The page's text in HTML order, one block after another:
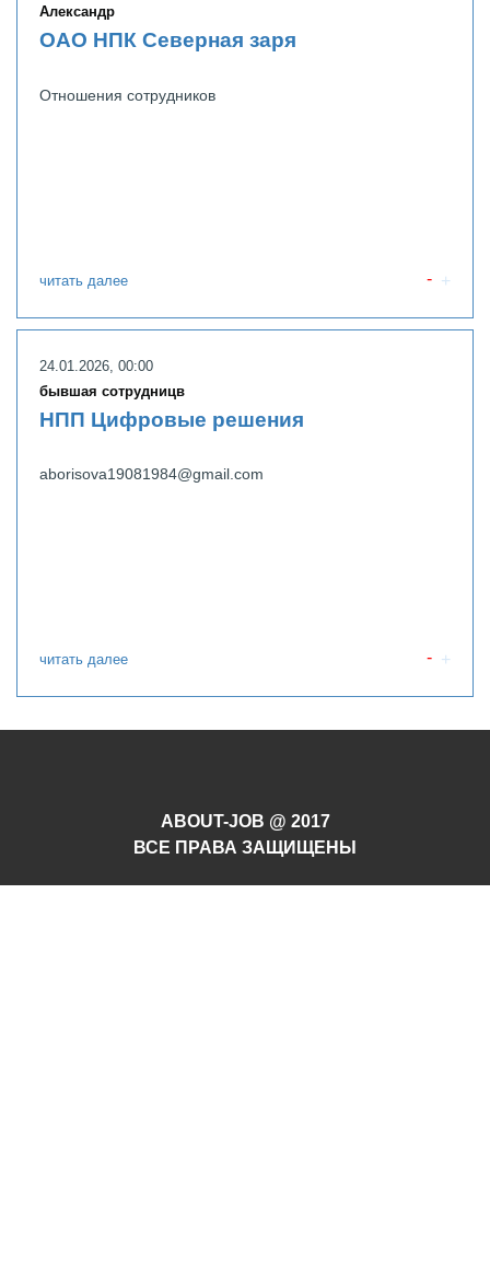
Александр
ОАО НПК Северная заря
Отношения сотрудников
читать далее
24.01.2026, 00:00
бывшая сотрудницв
НПП Цифровые решения
aborisova19081984@gmail.com
читать далее
ABOUT-JOB @ 2017
ВСЕ ПРАВА ЗАЩИЩЕНЫ